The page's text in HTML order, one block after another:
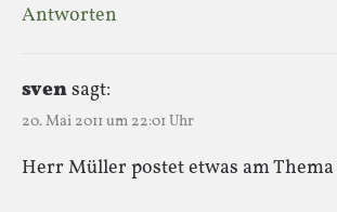
Antworten
svensagt:
20. Mai 2011 um 22:01 Uhr
Herr Müller postet etwas am